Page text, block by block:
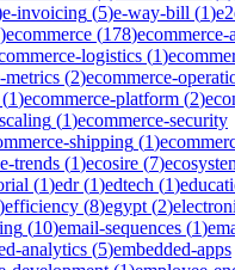
e-invoicing (5)e-way-bill (1)
)ecommerce (178)ecommerce-
logistics (1)
metrics (2)ecommerce-
(1)ecommerce-platform (2)
(1)ecommerce-security
shipping (1)
trends (1)ecosire (7)
(1)edr(1)edtech (1)
)efficiency (8)egypt (2)
(10)email-sequences (1)
analytics (5)embedded-apps